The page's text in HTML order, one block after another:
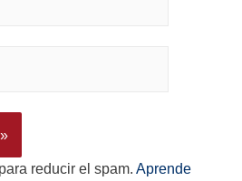
reducir el spam. Aprende